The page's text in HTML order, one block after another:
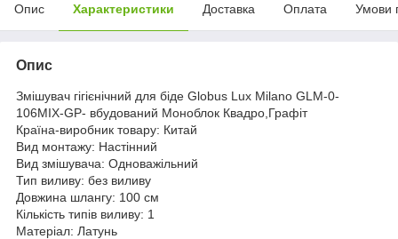
Опис Характеристики Доставка Оплата Умови
Опис
Змішувач гігієнічний для біде Globus Lux Milano GLM-0-
106MIX-GP- вбудований Моноблок Квадро,Графіт
Країна-виробник товару: Китай
Вид монтажу: Настінний
Вид змішувача: Одноважільний
Тип виливу: без виливу
Довжина шлангу: 100 см
Кількість типів виливу: 1
Матеріал: Латунь